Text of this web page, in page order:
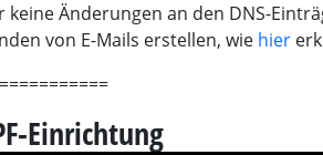
keine Änderungen an den DNS-
von E-Mails erstellen, wie hier
Einrichtung